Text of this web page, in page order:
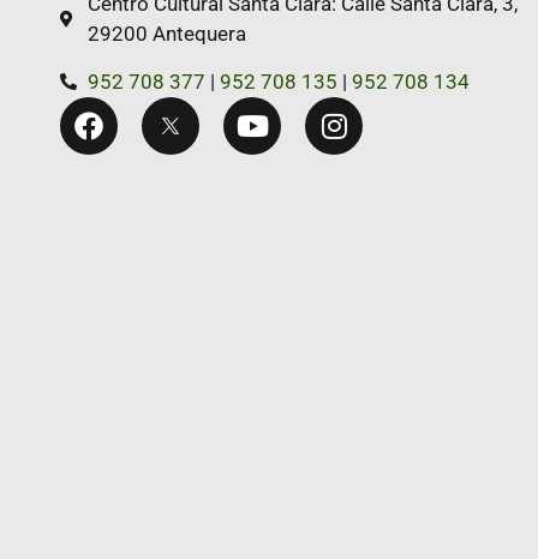
29200 Antequera
952 708 377 | 952 708 135 | 952 708 134